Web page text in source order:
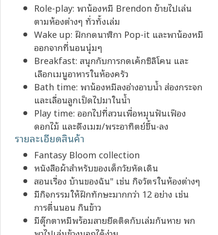
Role-play: พาน้องหมี Brendon ย้ายไปเล่น
ตามห้องต่างๆ ทั่วทั้งเล่ม
Wake up: ฝึกกดนาฬิกา Pop-it และพาน้องหมี
ออกจากที่นอนนุ่มๆ
Breakfast: สนุกกับการกดเค้กซิลิโคน และ
เลือกเมนูอาหารในห้องครัว
Bath time: พาน้องหมีลงอ่างอาบน้ำ ส่องกระจก
และเลื่อนลูกเป็ดไปมาในน้ำ
Play time: ออกไปที่สวนเพื่อหมุนฟันเฟือง
ดอกไม้ และดึงเมฆ/พระอาทิตย์ขึ้น-ลง
รายละเอียดสินค้า
Fantasy Bloom collection
หนังสือผ้าสำหรับของเด็กวัยหัดเดิน
สอนเรื่อง บ้านของฉัน" เช่น กิจวัตรในห้องต่างๆ
มีกิจกรรมให้ฝึกทักษะมากกว่า 12 อย่าง เช่น
การตื่นนอน กินข้าว
มีตุ๊กตาหมีพร้อมสายยึดติดกับเล่มกันหาย พก